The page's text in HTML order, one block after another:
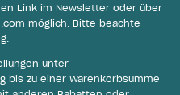
Link im Newsletter oder über
möglich. Bitte beachte
.
unter
bis zu einer Warenkorbsumme